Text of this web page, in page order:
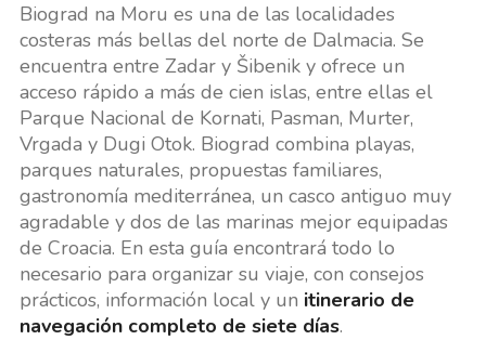
Biograd na Moru es una de las localidades
costeras más bellas del norte de Dalmacia. Se
encuentra entre Zadar y Šibenik y ofrece un
acceso rápido a más de cien islas, entre ellas el
Parque Nacional de Kornati, Pasman, Murter,
Vrgada y Dugi Otok. Biograd combina playas,
parques naturales, propuestas familiares,
gastronomía mediterránea, un casco antiguo muy
agradable y dos de las marinas mejor equipadas
de Croacia. En esta guía encontrará todo lo
necesario para organizar su viaje, con consejos
prácticos, información local y un itinerario de
navegación completo de siete días.